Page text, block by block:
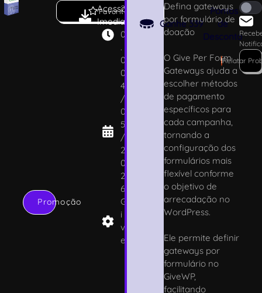
Promoção
Favoritar
Acesso
Imediato
2
.
0
.
0
0
4
/
0
5
/
2
0
2
6
G
i
v
e
Ganhe339
Pontos
de
Desconto
Defina gateways
por formulário de
doação
O Give Per Form
Gateways ajuda a
escolher métodos
de pagamento
específicos para
cada campanha,
tornando a
configuração dos
formulários mais
flexível conforme
o objetivo de
arrecadação no
WordPress.
Ele permite definir
gateways por
formulário no
GiveWP,
facilitando
!Relatar